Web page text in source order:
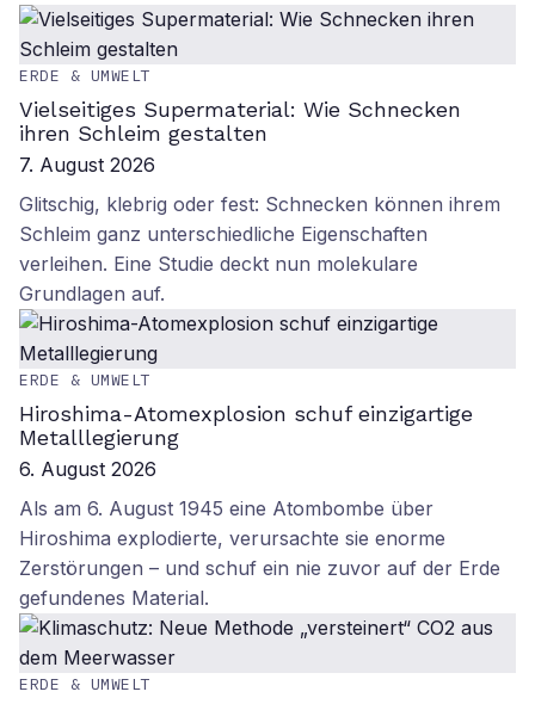
ERDE & UMWELT
Vielseitiges Supermaterial: Wie Schnecken
ihren Schleim gestalten
7. August 2026
Glitschig, klebrig oder fest: Schnecken können ihrem
Schleim ganz unterschiedliche Eigenschaften
verleihen. Eine Studie deckt nun molekulare
Grundlagen auf.
ERDE & UMWELT
Hiroshima-Atomexplosion schuf einzigartige
Metalllegierung
6. August 2026
Als am 6. August 1945 eine Atombombe über
Hiroshima explodierte, verursachte sie enorme
Zerstörungen – und schuf ein nie zuvor auf der Erde
gefundenes Material.
ERDE & UMWELT